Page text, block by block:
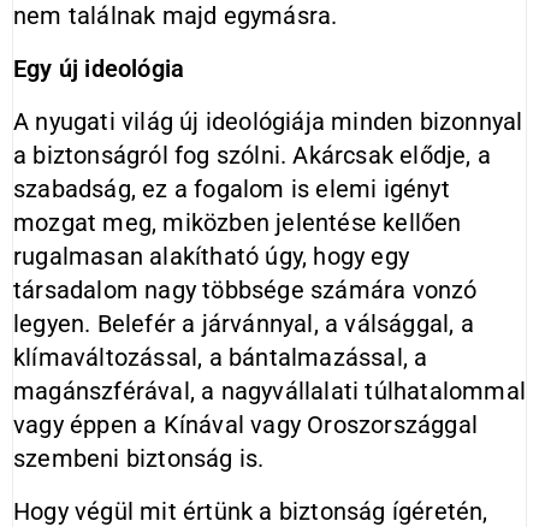
nem találnak majd egymásra.
Egy új ideológia
A nyugati világ új ideológiája minden bizonnyal
a biztonságról fog szólni. Akárcsak elődje, a
szabadság, ez a fogalom is elemi igényt
mozgat meg, miközben jelentése kellően
rugalmasan alakítható úgy, hogy egy
társadalom nagy többsége számára vonzó
legyen. Belefér a járvánnyal, a válsággal, a
klímaváltozással, a bántalmazással, a
magánszférával, a nagyvállalati túlhatalommal
vagy éppen a Kínával vagy Oroszországgal
szembeni biztonság is.
Hogy végül mit értünk a biztonság ígéretén,